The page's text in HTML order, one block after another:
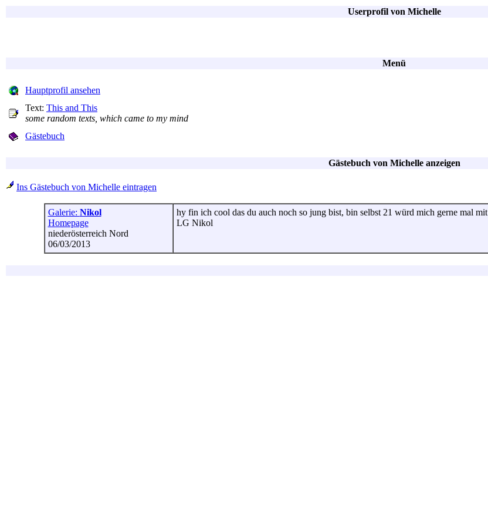
Userprofil von Michelle
Menü
Hauptprofil ansehen
Text: This and This
some random texts, which came to my mind
Gästebuch
Gästebuch von Michelle anzeigen
Ins Gästebuch von Michelle eintragen
Galerie: Nikol
Homepage
niederösterreich Nord
06/03/2013
hy fin ich cool das du auch noch so jung bist, bin selbst 21 würd mich gerne mal
LG Nikol